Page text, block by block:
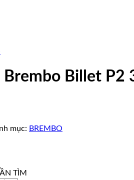
Brembo Billet
mục: BREMBO
TÌM